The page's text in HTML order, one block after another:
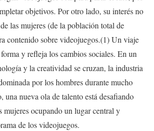
objetivos. Por otro lado, su interés no
las mujeres (de la población total de
contenido sobre videojuegos.(1) Un viaje
y refleja los cambios sociales. En un
y la creatividad se cruzan, la industria
por los hombres durante mucho
una nueva ola de talento está desafiando
mujeres ocupando un lugar central y
de los videojuegos.